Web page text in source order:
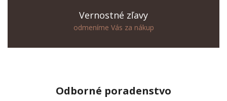
Vernostné zľavy
odmeníme Vás za nákup
Odborné poradenstvo